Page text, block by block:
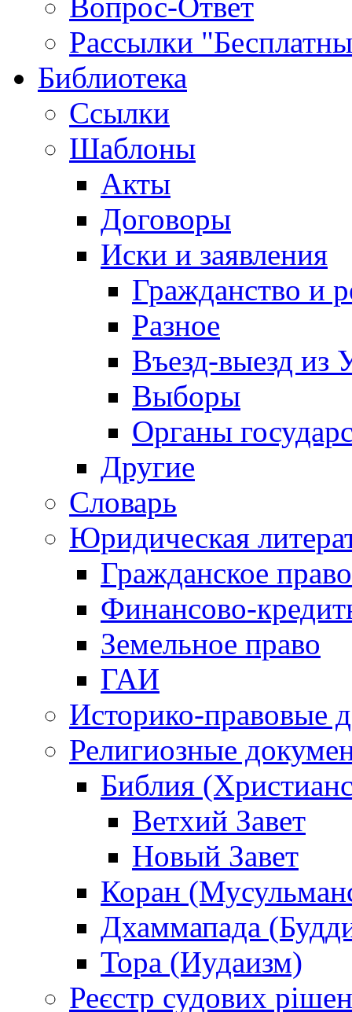
Рассылки
Библиотека
Ссылки
Шаблоны
Акты
Договоры
Иски и заявления
Гражданство и
Разное
Въезд-выезд из
Выборы
Органы
Другие
Словарь
Юридическая
Гражданское право
Финансово-
Земельное право
ГАИ
Историко-правовые
Религиозные
Библия
Ветхий Завет
Новый Завет
Коран
Дхаммапада
Тора (Иудаизм)
Реєстр судових